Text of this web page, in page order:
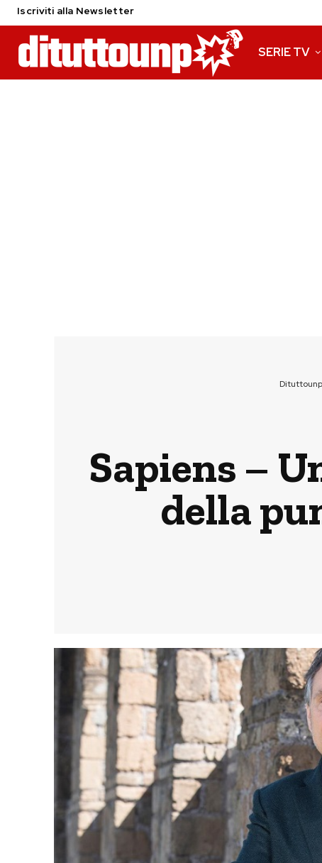
Iscriviti alla Newsletter
SERIE TV
Sapiens –
della